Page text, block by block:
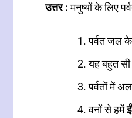
उत्तर :मनुष्यों के लिए
पर्वत जल के
यह बहुत सी
पर्वतों में
वनों से हमें